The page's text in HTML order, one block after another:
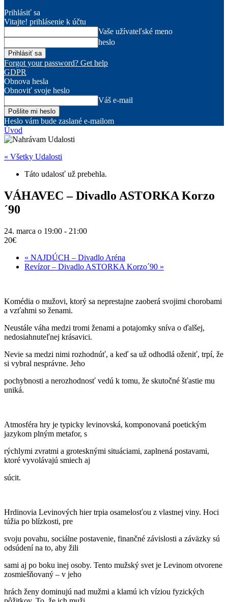
Prihlásiť sa
Vitajte! prihlásenie k účtu
Vaše užívateľské meno
heslo
Forgot your password? Get help
GDPR
Obnova hesla
Obnoviť svoje heslo
Váš e-mail
Heslo vám bude zaslané e-mailom
Úvod
« Všetky Udalosti
Táto udalosť už prebehla.
VÁHAVEC – Divadlo ASTORKA Korzo
´90
24. marca o 19:00 - 21:00
20€
« NAJDÚCH – Divadlo Aréna
Revízor – Divadlo ASTORKA Korzo´90 »
Komédia o mužovi, ktorý sa neprestajne zaoberá svojimi chorobami
a vzťahmi so ženami.
Neustále váha medzi tromi ženami a potajomky sníva o ďalšej,
nedosiahnuteľnej krásavici.
Nevie sa medzi nimi rozhodnúť, a keď sa už odhodlá oženiť, trpí, že
si vybral nesprávne. Jeho
pochybnosti a nerozhodnosť vedú k tomu, že skutočné šťastie mu
uniká.
Atmosféra hry je typicky levinovská, komponovaná poetickým
jazykom plným metafor, s
rýchlymi zvratmi a grotesknými situáciami, zaplnená postavami,
ktoré vyvolávajú smiech aj
súcit.
Hrdinovia Levinových hier trpia osamelosťou z vlastnej viny. Hoci
túžia po blízkosti, pre
svoju povahu, sociálne postavenie, finančné závislosti a záväzky sú
odsúdení na to, aby žili
sami aj po boku inej osoby. Tento mužský svet je Levinom otvorene
zosmiešňovaný – v jeho
hrách ženy dominujú nad mužmi a klamú ich víziou fyzických